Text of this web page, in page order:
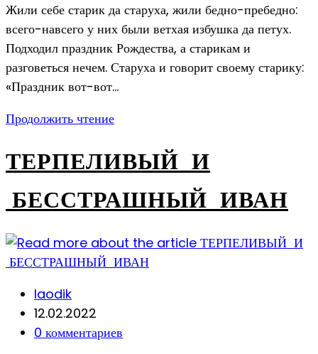
Жили себе старик да старуха, жили бедно-пребедно:
всего-навсего у них были ветхая избушка да петух.
Подходил праздник Рождества, а старикам и
разговеться нечем. Старуха и говорит своему старику:
«Праздник вот-вот…
Продолжить чтениеПОМЕЩИК
КРЕСТЬЯНИН
ТЕРПЕЛИВЫЙ И
БЕССТРАШНЫЙ ИВАН
Post
author:
laodik
Запись
опубликована:
12.02.2022
Post
0 комментариев